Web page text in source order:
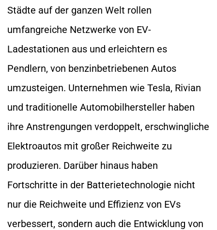
Städte auf der ganzen Welt rollen
umfangreiche Netzwerke von EV-
Ladestationen aus und erleichtern es
Pendlern, von benzinbetriebenen Autos
umzusteigen. Unternehmen wie Tesla, Rivian
und traditionelle Automobilhersteller haben
ihre Anstrengungen verdoppelt, erschwingliche
Elektroautos mit großer Reichweite zu
produzieren. Darüber hinaus haben
Fortschritte in der Batterietechnologie nicht
nur die Reichweite und Effizienz von EVs
verbessert, sondern auch die Entwicklung von